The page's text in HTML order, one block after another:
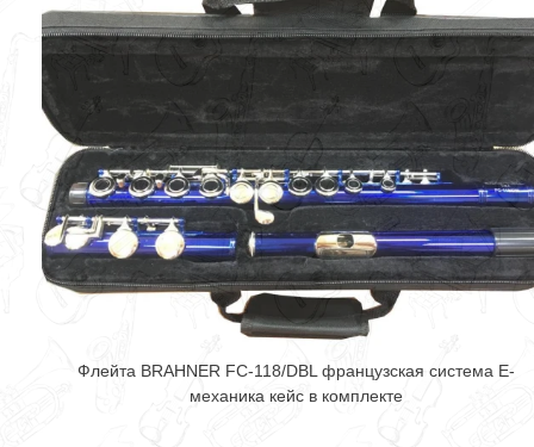
Флейта BRAHNER FC-118/DBL французская система Е-
механика кейс в комплекте